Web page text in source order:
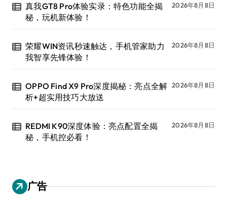
真我GT8 Pro体验实录：特色功能全揭
秘，玩机新体验！
2026年8月8日
荣耀WIN资讯秒速触达，手机管家助力
我智享先锋体验！
2026年8月8日
OPPO Find X9 Pro深度揭秘：亮点全解
析+超实用技巧大放送
2026年8月8日
REDMI K90深度体验：亮点配置全揭
秘，手机控必看！
2026年8月8日
广告